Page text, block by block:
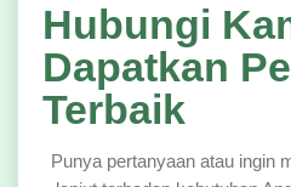
Hubungi
Dapatkan
Terbaik
Punya pertanyaan atau ingin